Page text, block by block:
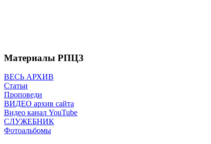
Материалы РПЦЗ
ВЕСЬ АРХИВ
Статьи
Проповеди
ВИДЕО архив сайта
Видео канал YouTube
СЛУЖЕБНИК
Фотоальбомы